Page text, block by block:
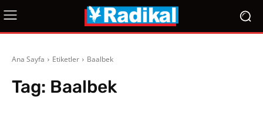
Ana Sayfa Etiketler Baalbek
Tag: Baalbek